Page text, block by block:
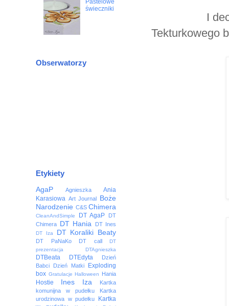
I
Tekturkowego
Pastelowe
świeczniki
Obserwatorzy
Etykiety
AgaP Agnieszka
Ania
Karasiowa Art Journal
Boże
Narodzenie C&S Chimera
CleanAndSimple DT AgaP
DT
Chimera DT Hania DT Ines
DT Iza DT Koraliki Beaty
DT PaNaKo DT call
DT
prezentacja
DTAgnieszka
DTBeata DTEdyta
Dzień
Babci
Dzień Matki
Exploding
box Gratulacje Halloween Hania
Hostie Ines Iza
Kartka
komunijna w pudełku
Kartka
urodzinowa w pudełku
Kartka